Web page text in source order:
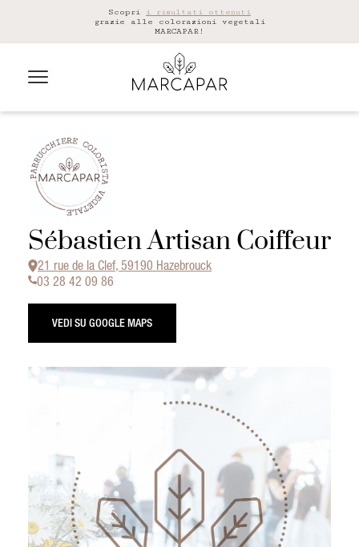
Scopri i risultati ottenuti
grazie alle colorazioni vegetali
MARCAPAR!
Sébastien Artisan Coiffeur
21 rue de la Clef, 59190 Hazebrouck
03 28 42 09 86
VEDI SU GOOGLE MAPS